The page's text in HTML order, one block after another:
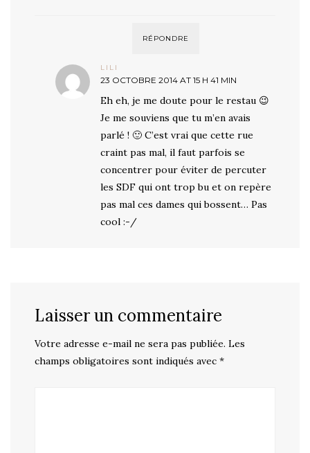
RÉPONDRE
LILI
23 OCTOBRE 2014 AT 15 H 41 MIN
Eh eh, je me doute pour le restau 😉
Je me souviens que tu m’en avais
parlé ! 🙂 C’est vrai que cette rue
craint pas mal, il faut parfois se
concentrer pour éviter de percuter
les SDF qui ont trop bu et on repère
pas mal ces dames qui bossent… Pas
cool :-/
Laisser un commentaire
Votre adresse e-mail ne sera pas publiée. Les
champs obligatoires sont indiqués avec *